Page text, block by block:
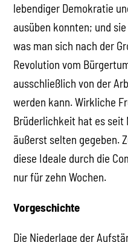
lebendiger Demokratie
ausüben konnten; und
was man sich nach der
Revolution vom
ausschließlich von der
werden kann. Wirkliche
Brüderlichkeit hat es seit
äußerst selten gegeben.
diese Ideale durch die
nur für zehn Wochen.
Vorgeschichte
Die Niederlage der